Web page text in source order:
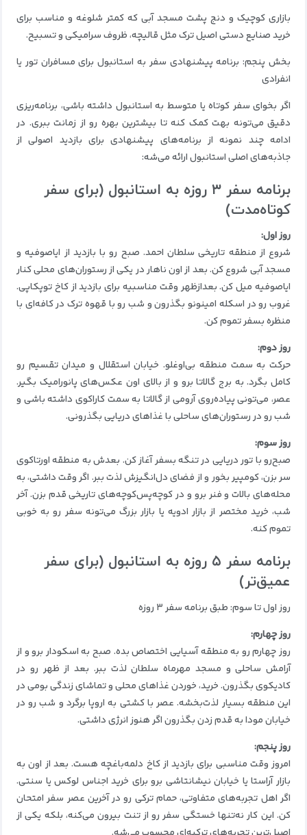
بازاری کوچیک و دنج پشت مسجد آبی که کمتر شلوغه و مناسب برای
خرید صنایع دستی اصیل ترک مثل قالیچه، ظروف سرامیکی و تسبیح.
بخش پنجم: برنامه پیشنهادی سفر به استانبول برای مسافران تور یا
انفرادی
اگر بخوای سفر کوتاه یا متوسط به استانبول داشته باشی، برنامه‌ریزی
دقیق می‌تونه بهت کمک کنه تا بیشترین بهره رو از زمانت ببری. در
ادامه چند نمونه از برنامه‌های پیشنهادی برای بازدید اصولی از
جاذبه‌های اصلی استانبول ارائه می‌شه:
برنامه سفر ۳ روزه به استانبول (برای سفر
کوتاه‌مدت)
روز اول:
شروع از منطقه تاریخی سلطان احمد. صبح رو با بازدید از ایاصوفیه و
مسجد آبی شروع کن. بعد از اون ناهار در یکی از رستوران‌های محلی کنار
ایاصوفیه میل کن. بعدازظهر وقت مناسبیه برای بازدید از کاخ توپکاپی.
غروب رو در اسکله امینونو بگذرون و شب رو با قهوه ترک در کافه‌ای با
منظره بسفر تموم کن.
روز دوم:
حرکت به سمت منطقه بی‌اوغلو. خیابان استقلال و میدان تقسیم رو
کامل بگرد. به برج گالاتا برو و از بالای اون عکس‌های پانورامیک بگیر.
عصر، می‌تونی پیاده‌روی آرومی از گالاتا به سمت کاراکوی داشته باشی و
شب رو در رستوران‌های ساحلی با غذاهای دریایی بگذرونی.
روز سوم:
صبح‌رو با تور دریایی در تنگه بسفر آغاز کن. بعدش به منطقه اورتاکوی
سر بزن، کومپیر بخور و از فضای دل‌انگیزش لذت ببر. اگر وقت داشتی، به
محله‌های بالات و فنر برو و در کوچه‌پس‌کوچه‌های تاریخی قدم بزن. آخر
شب، خرید مختصر از بازار ادویه یا بازار بزرگ می‌تونه سفر رو به خوبی
تموم کنه.
برنامه سفر ۵ روزه به استانبول (برای سفر
عمیق‌تر)
روز اول تا سوم: طبق برنامه سفر ۳ روزه
روز چهارم:
روز چهارم رو به منطقه آسیایی اختصاص بده. صبح به اسکودار برو و از
آرامش ساحلی و مسجد مهرماه سلطان لذت ببر. بعد از ظهر رو در
کادیکوی بگذرون. خرید، خوردن غذاهای محلی و تماشای زندگی بومی در
این منطقه بسیار لذت‌بخشه. عصر با کشتی به اروپا برگرد و شب رو در
خیابان مودا به قدم زدن بگذرون اگر هنوز انرژی داشتی.
روز پنجم:
امروز وقت مناسبی برای بازدید از کاخ دلمه‌باغچه هست. بعد از اون به
بازار آراستا یا خیابان نیشانتاشی برو برای خرید اجناس لوکس یا سنتی.
اگر اهل تجربه‌های متفاوتی، حمام ترکی رو در آخرین عصر سفر امتحان
کن. این کار نه‌تنها خستگی سفر رو از تنت بیرون می‌کنه، بلکه یکی از